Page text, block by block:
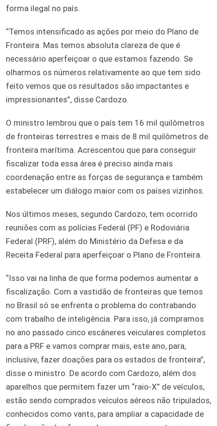
forma ilegal no país.
“Temos intensificado as ações por meio do Plano de
Fronteira. Mas temos absoluta clareza de que é
necessário aperfeiçoar o que estamos fazendo. Se
olharmos os números relativamente ao que tem sido
feito vemos que os resultados são impactantes e
impressionantes”, disse Cardozo.
O ministro lembrou que o país tem 16 mil quilômetros
de fronteiras terrestres e mais de 8 mil quilômetros de
fronteira marítima. Acrescentou que para conseguir
fiscalizar toda essa área é preciso ainda mais
coordenação entre as forças de segurança e também
estabelecer um diálogo maior com os países vizinhos.
Nos últimos meses, segundo Cardozo, tem ocorrido
reuniões com as polícias Federal (PF) e Rodoviária
Federal (PRF), além do Ministério da Defesa e da
Receita Federal para aperfeiçoar o Plano de Fronteira.
“Isso vai na linha de que forma podemos aumentar a
fiscalização. Com a vastidão de fronteiras que temos
no Brasil só se enfrenta o problema do contrabando
com trabalho de inteligência. Para isso, já compramos
no ano passado cinco escâneres veiculares completos
para a PRF e vamos comprar mais, este ano, para,
inclusive, fazer doações para os estados de fronteira”,
disse o ministro. De acordo com Cardozo, além dos
aparelhos que permitem fazer um “raio-X” de veículos,
estão sendo comprados veículos aéreos não tripulados,
conhecidos como vants, para ampliar a capacidade de